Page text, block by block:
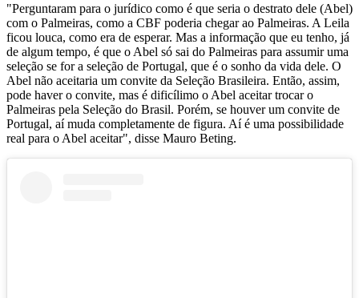
"Perguntaram para o jurídico como é que seria o destrato dele (Abel)
com o Palmeiras, como a CBF poderia chegar ao Palmeiras. A Leila
ficou louca, como era de esperar. Mas a informação que eu tenho, já
de algum tempo, é que o Abel só sai do Palmeiras para assumir uma
seleção se for a seleção de Portugal, que é o sonho da vida dele. O
Abel não aceitaria um convite da Seleção Brasileira. Então, assim,
pode haver o convite, mas é dificílimo o Abel aceitar trocar o
Palmeiras pela Seleção do Brasil. Porém, se houver um convite de
Portugal, aí muda completamente de figura. Aí é uma possibilidade
real para o Abel aceitar", disse Mauro Beting.